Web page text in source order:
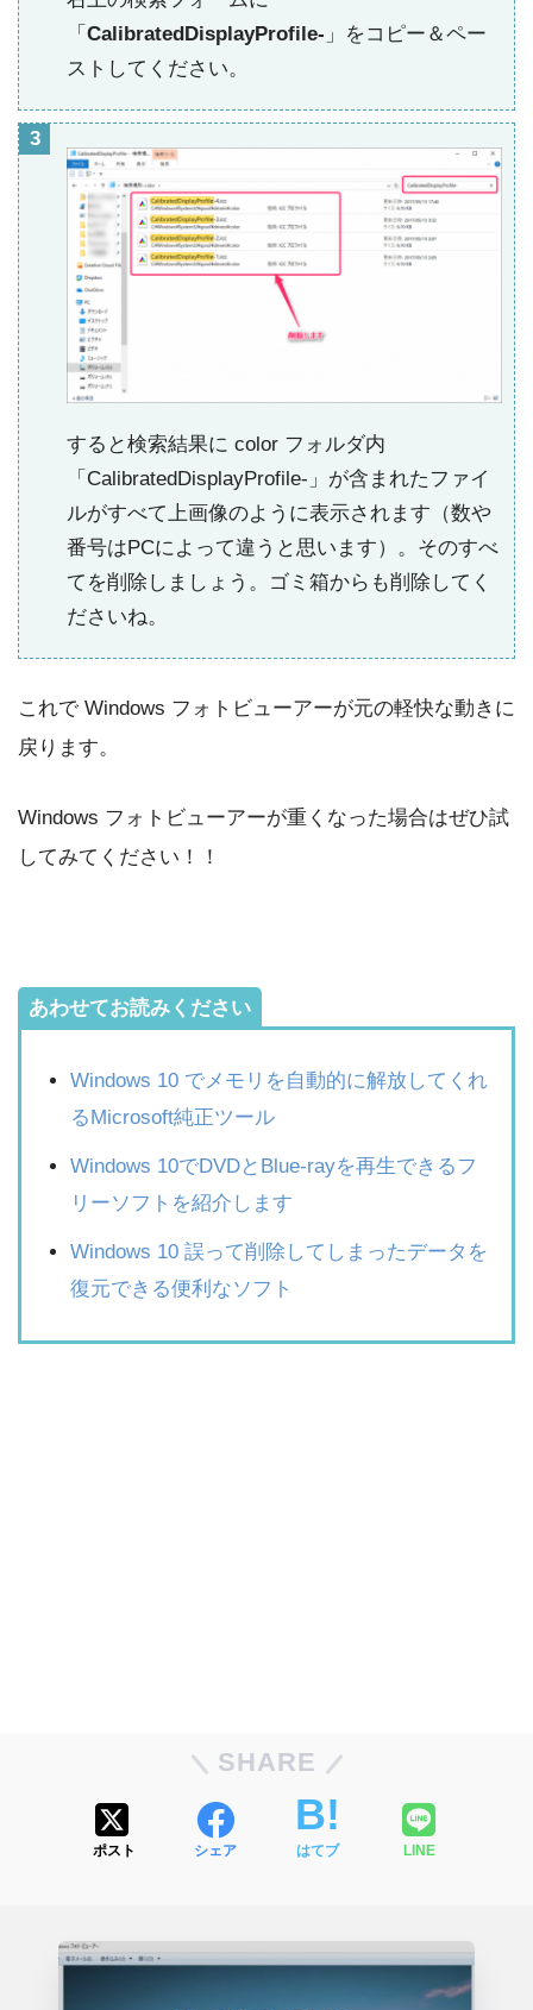
「 CalibratedDisplayProfile- 」をコピー＆ペー
ストしてください。
すると検索結果に color フォルダ内
「CalibratedDisplayProfile-」が含まれたファイ
ルがすべて上画像のように表示されます（数や
番号はPCによって違うと思います）。そのすべ
てを削除しましょう。ゴミ箱からも削除してく
ださいね。
これで Windows フォトビューアーが元の軽快な動きに
戻ります。
Windows フォトビューアーが重くなった場合はぜひ試
してみてください！！
あわせてお読みください
Windows 10 でメモリを自動的に解放してくれ
るMicrosoft純正ツール
Windows 10でDVDとBlue-rayを再生できるフ
リーソフトを紹介します
Windows 10 誤って削除してしまったデータを
復元できる便利なソフト
SHARE
ポスト シェア はてブ LINE